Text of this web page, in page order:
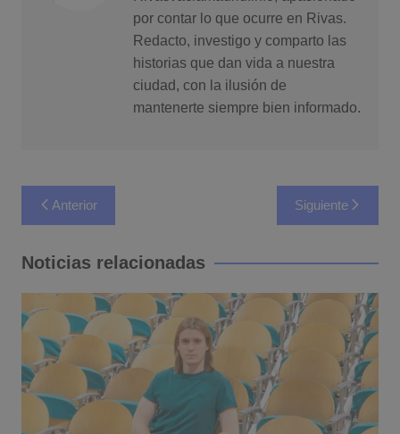
por contar lo que ocurre en Rivas.
Redacto, investigo y comparto las
historias que dan vida a nuestra
ciudad, con la ilusión de
mantenerte siempre bien informado.
Navegación
de
entradas
Anterior Siguiente
Noticias relacionadas